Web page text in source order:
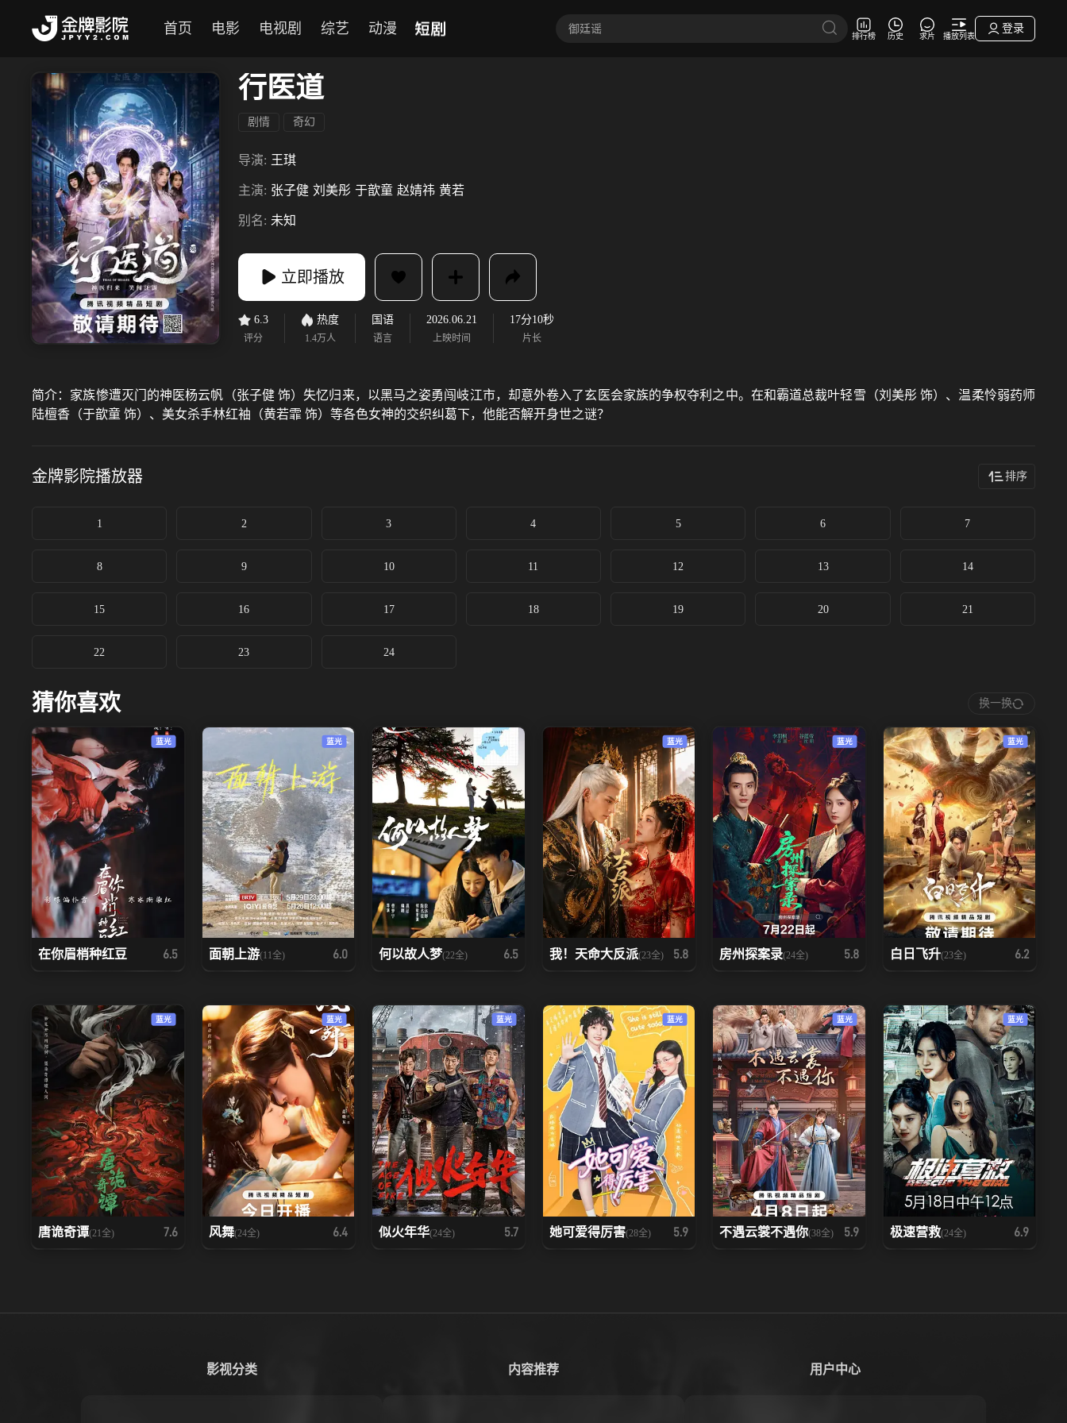
首页 电影 电视剧 综艺 动漫 短剧 排行榜 历史 求片 播放列表
登录
行医道
剧情 奇幻
导演: 王琪
主演: 张子健 刘美彤 于歆童 赵婧祎 黄若
别名: 未知
立即播放
6.3
评分
热度
1.4万人
国语
语言
2026.06.21
上映时间
17分10秒
片长
简介： 家族惨遭灭门的神医杨云帆（张子健 饰）失忆归来，以黑马之姿勇闯岐江市，却意外卷入了玄医会家族的争权夺利之中。在和霸道总裁叶轻雪（刘美彤 饰）、温柔怜弱药师
陆檀香（于歆童 饰）、美女杀手林红袖（黄若霏 饰）等各色女神的交织纠葛下，他能否解开身世之谜？
金牌影院播放器 排序
1 2 3 4 5 6 7
8 9 10 11 12 13 14
15 16 17 18 19 20 21
22 23 24
猜你喜欢 换一换
蓝光
在你眉梢种红豆 6.5
蓝光
面朝上游(11全) 6.0 何以故人梦(22全) 6.5
蓝光
我！天命大反派(23全) 5.8
蓝光
房州探案录(24全) 5.8
蓝光
白日飞升(23全) 6.2
蓝光
唐诡奇谭(21全) 7.6
蓝光
风舞(24全) 6.4
蓝光
似火年华(24全) 5.7
蓝光
她可爱得厉害(28全) 5.9
蓝光
不遇云裳不遇你(38全) 5.9
蓝光
极速营救(24全) 6.9
影视分类 内容推荐 用户中心